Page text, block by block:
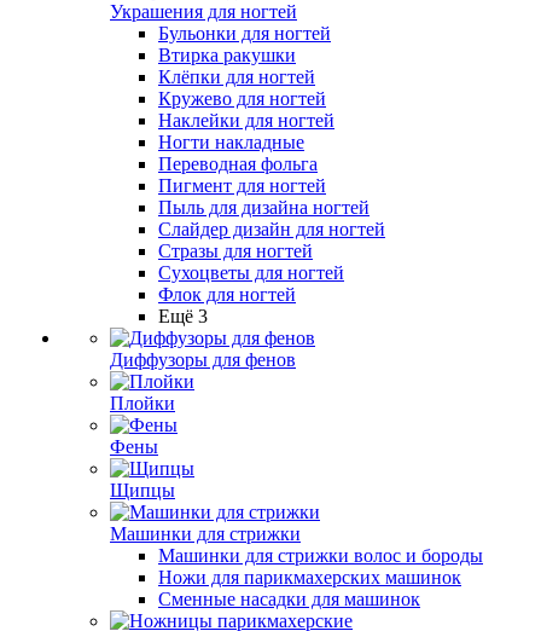
Украшения для ногтей
Бульонки для ногтей
Втирка ракушки
Клёпки для ногтей
Кружево для ногтей
Наклейки для ногтей
Ногти накладные
Переводная фольга
Пигмент для ногтей
Пыль для дизайна ногтей
Слайдер дизайн для ногтей
Стразы для ногтей
Сухоцветы для ногтей
Флок для ногтей
Ещё 3
Диффузоры для фенов
Плойки
Фены
Щипцы
Машинки для стрижки
Машинки для стрижки волос и бороды
Ножи для парикмахерских машинок
Сменные насадки для машинок